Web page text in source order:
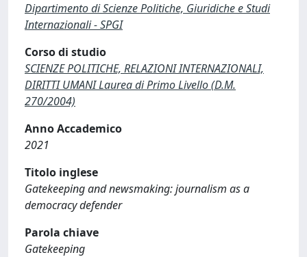
Dipartimento di Scienze Politiche, Giuridiche e Studi
Internazionali - SPGI
Corso di studio
SCIENZE POLITICHE, RELAZIONI INTERNAZIONALI,
DIRITTI UMANI Laurea di Primo Livello (D.M.
270/2004)
Anno Accademico
2021
Titolo inglese
Gatekeeping and newsmaking: journalism as a
democracy defender
Parola chiave
Gatekeeping